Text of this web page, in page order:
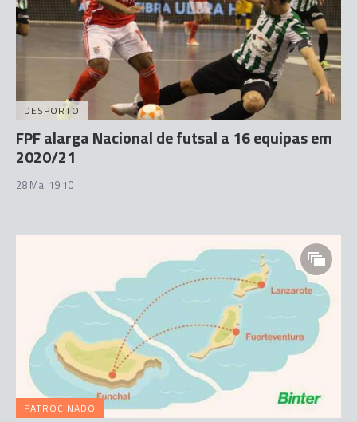
DESPORTO
FPF alarga Nacional de futsal a 16 equipas em
2020/21
28 Mai 19:10
PATROCINADO